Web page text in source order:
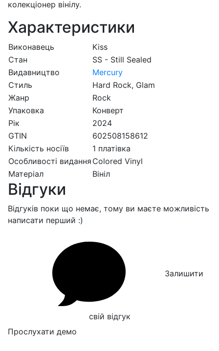
колекціонер вінілу.
Характеристики
Виконавець
Kiss
Стан
SS - Still Sealed
Видавництво
Mercury
Стиль
Hard Rock, Glam
Жанр
Rock
Упаковка
Конверт
Рік
2024
GTIN
602508158612
Кількість носіїв
1 платівка
Особливості видання Colored Vinyl
Матеріал
Вініл
Відгуки
Відгуків поки що немає, тому ви маєте можливість
написати перший :)
Залишити
свій відгук
Прослухати демо